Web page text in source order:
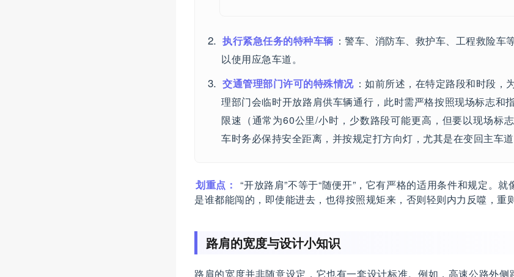
执行紧急任务的特种车辆 ：警车、消防车、救护车、工程救险车
以使用应急车道。
交通管理部门许可的特殊情况 ：如前所述，在特定路段和时段，
理部门会临时开放路肩供车辆通行，此时需严格按照现场标志和
限速（通常为60公里/小时，少数路段可能更高，但要以现场标
车时务必保持安全距离，并按规定打方向灯，尤其是在变回主车道
划重点： “开放路肩”不等于“随便开”，它有严格的适用条件和规定。就
是谁都能闯的，即使能进去，也得按照规矩来，否则轻则内力反噬，重
路肩的宽度与设计小知识
路肩的宽度并非随意设定，它也有一套设计标准。例如，高速公路外